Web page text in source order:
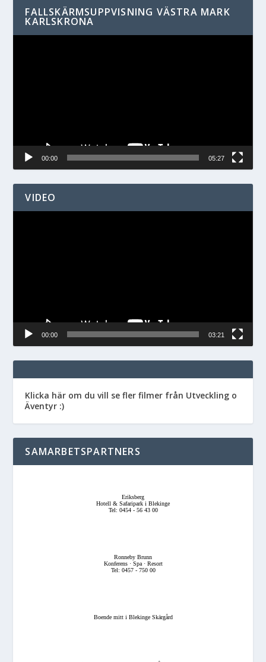
FALLSKÄRMSUPPVISNING VÄSTRA MARK
KARLSKRONA
00:00 05:27
VIDEO
00:00 03:21
Klicka här om du vill se fler filmer från Utveckling o
Äventyr :)
SAMARBETSPARTNERS
Eriksberg
Hotell & Safaripark i Blekinge
Tel: 0454 - 56 43 00
Ronneby Brunn
Konferens · Spa · Resort
Tel: 0457 - 750 00
Boende mitt i Blekinge Skärgård